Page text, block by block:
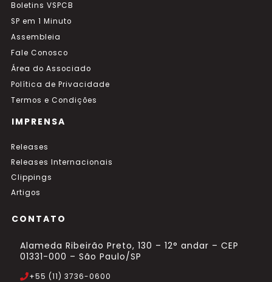
Boletins VSPCB
SP em 1 Minuto
Assembleia
Fale Conosco
Área do Associado
Política de Privacidade
Termos e Condições
IMPRENSA
Releases
Releases Internacionais
Clippings
Artigos
CONTATO
Alameda Ribeirão Preto, 130 – 12° andar – CEP
01331-000 – São Paulo/SP
+55 (11) 3736-0600